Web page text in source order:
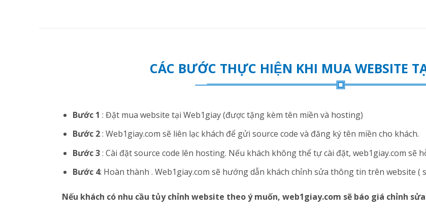
CÁC BƯỚC THỰC HIỆN KHI MUA WEBSITE
Bước 1 : Đặt mua website tại Web1giay (được tặng kèm tên miền và hosting)
Bước 2: Web1giay.com sẽ liên lạc khách để gửi source code và đăng ký tên miền cho khách.
Bước 3: Cài đặt source code lên hosting. Nếu khách không thể tự cài đặt, web1giay.com sẽ
Bước 4: Hoàn thành . Web1giay.com sẽ hướng dẫn khách chỉnh sửa thông tin trên website (
Nếu khách có nhu cầu tủy chỉnh website theo ý muốn, web1giay.com sẽ báo giá chỉnh